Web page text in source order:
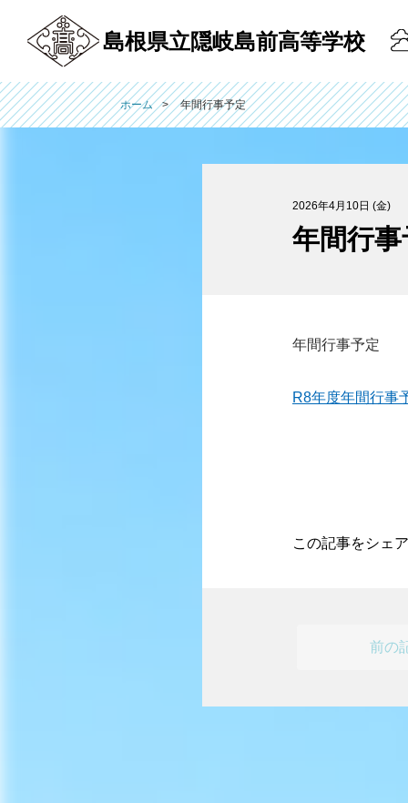
島根県立隠岐島前高等学校
ホーム 年間行事予定
2026年4月10日 (金)
年間行
年間行事予定
R8年度年間行事
この記事をシェア
前の